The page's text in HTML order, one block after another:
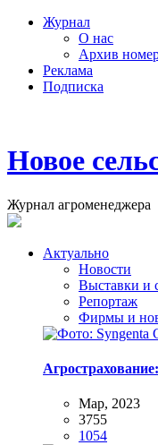
Журнал
О нас
Архив
Реклама
Подписка
Новое
Журнал агроменеджера
Актуально
Новости
Выставки и
Репортаж
Фирмы и
Мар, 2023
3755
1054